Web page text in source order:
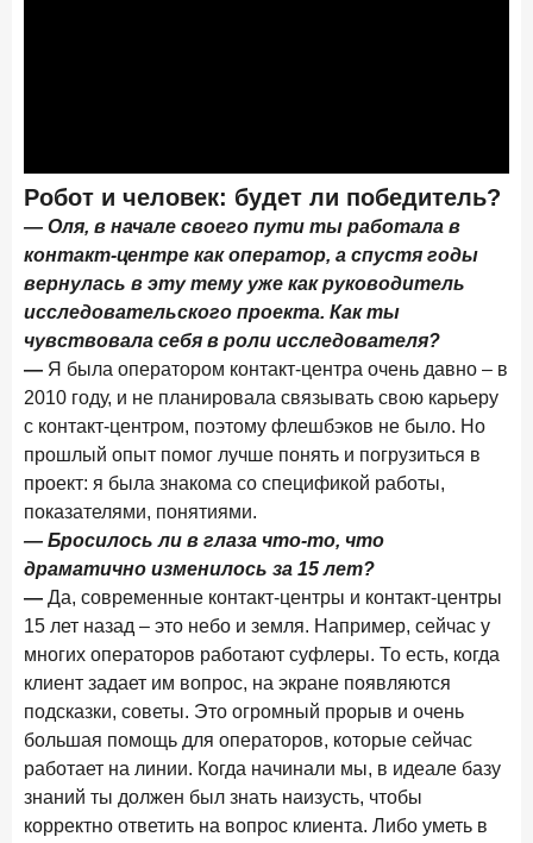
По итогам июня 2026 года объем выдач кредитов
составил 1 166,4 млрд руб.
3 июля 2026 года
«Скорость измеряется секундами». Новые стандарты
банковского контакт-центра
25 июня 2026 года
Ипотека в России: итоги мая 2026 года в цифрах
22 июня 2026 года
«Честность — индустриальный стандарт»: как банки
завоевывают лояльность private-клиентов
Рассылка Frank RG
Итоги недели, наша трактовка основных событий
на банковском рынке
ПОДПИСАТЬСЯ
Робот и человек: будет ли победитель?
— Оля, в начале своего пути ты работала в
контакт-центре как оператор, а спустя годы
вернулась в эту тему уже как руководитель
исследовательского проекта. Как ты
чувствовала себя в роли исследователя?
— Я была оператором контакт-центра очень давно – в
2010 году, и не планировала связывать свою карьеру
с контакт-центром, поэтому флешбэков не было. Но
прошлый опыт помог лучше понять и погрузиться в
проект: я была знакома со спецификой работы,
показателями, понятиями.
— Бросилось ли в глаза что-то, что
драматично изменилось за 15 лет?
— Да, современные контакт-центры и контакт-центры
15 лет назад – это небо и земля. Например, сейчас у
многих операторов работают суфлеры. То есть, когда
клиент задает им вопрос, на экране появляются
подсказки, советы. Это огромный прорыв и очень
большая помощь для операторов, которые сейчас
работает на линии. Когда начинали мы, в идеале базу
знаний ты должен был знать наизусть, чтобы
корректно ответить на вопрос клиента. Либо уметь в